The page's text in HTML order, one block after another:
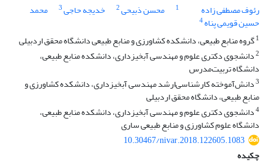
رئوف مصطفی زاده
1 محسن ذبیحی2 خدیجه حاجی3 محمد
حسین قویمی پناه4
1گروه منابع طبیعی، دانشکده کشاورزی و منابع طبیعی دانشگاه محقق اردبیلی
2دانشجوی دکتری علوم و مهندسی آبخیزداری، دانشکده منابع طبیعی،
دانشگاه تربیت‌مدرس
3دانش‌آموخته کارشناسی‌ارشد مهندسی آبخیزداری، دانشکده کشاورزی و
منابع طبیعی، دانشگاه محقق اردبیلی
4دانشجوی دکتری علوم و مهندسی آبخیزداری، دانشکده منابع طبیعی،
دانشگاه علوم کشاورزی و منابع طبیعی ساری
10.30467/nivar.2018.122605.1083
چکیده